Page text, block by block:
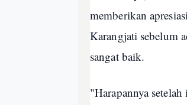
memberikan
Karangjati sebelum
sangat baik.
"Harapannya